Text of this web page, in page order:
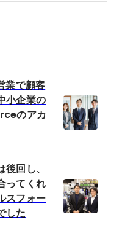
業で顧客
小企業の
のアカ
回し、
ってくれ
スフォー
した